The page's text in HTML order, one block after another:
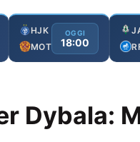
HJK
MOT
OGGI
18:00
Dybala: